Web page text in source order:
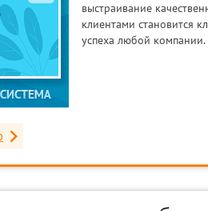
выстраивание
клиентами становится
успеха любой компании.